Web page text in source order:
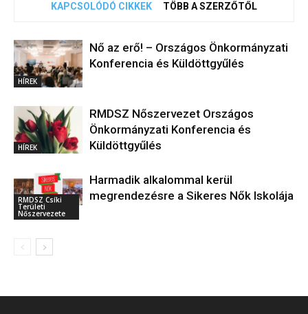
KAPCSOLÓDÓ CIKKEK TÖBB A SZERZŐTŐL
HÍREK
Nő az erő! – Országos Önkormányzati
Konferencia és Küldöttgyűlés
HÍREK
RMDSZ Nőszervezet Országos
Önkormányzati Konferencia és
Küldöttgyűlés
RMDSZ Csíki
Területi
Nőszervezete
Harmadik alkalommal kerül
megrendezésre a Sikeres Nők Iskolája